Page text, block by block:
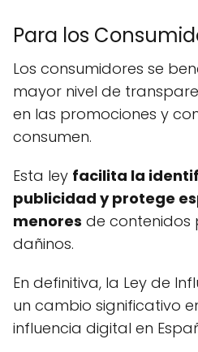
Para los
Los consumidores se
mayor nivel de
en las promociones y
consumen.
Esta ley facilita la
publicidad y protege
menores de contenidos
dañinos.
En definitiva, la Ley de
un cambio significativo
influencia digital en